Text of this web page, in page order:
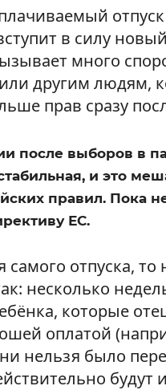
в силу
много
другим людям,
прав сразу
после выборов в
и это
правил. Пока
ЕС.
самого отпуска,
несколько
которые
оплатой
нельзя было
будут